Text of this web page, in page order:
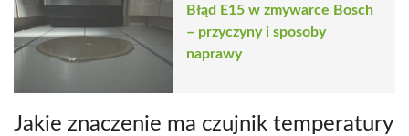
Błąd E15 w zmywarce Bosch
– przyczyny i sposoby
naprawy
Jakie znaczenie ma czujnik temperatury